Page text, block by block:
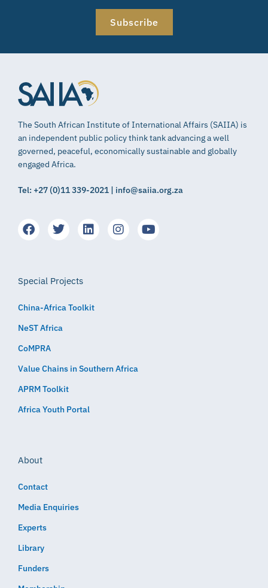
Subscribe
The South African Institute of International Affairs (SAIIA) is
an independent public policy think tank advancing a well
governed, peaceful, economically sustainable and globally
engaged Africa.
Tel: +27 (0)11 339-2021 | info@saiia.org.za
Special Projects
China-Africa Toolkit
NeST Africa
CoMPRA
Value Chains in Southern Africa
APRM Toolkit
Africa Youth Portal
About
Contact
Media Enquiries
Experts
Library
Funders